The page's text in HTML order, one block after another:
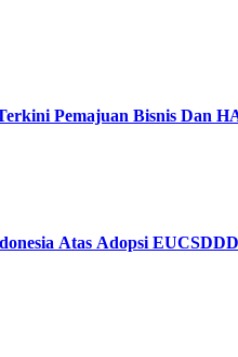
Pemajuan Bisnis Dan
Business and Human Rights Policy Dampak Dan Respons Indonesia Atas Adopsi EUCSDDD